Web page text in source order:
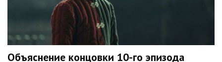
Объяснение концовки 10-го эпизода